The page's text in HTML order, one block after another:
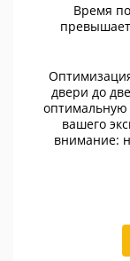
Время
двери до
оптимальную
вашего
внимание: